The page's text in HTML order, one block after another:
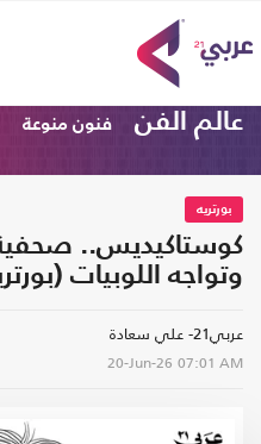
عالم الفن فنون منوعة
بورتريه
كوستاكيديس..
وتواجه اللوبيات
عربي21- علي سعادة
20-Jun-26 07:01 AM